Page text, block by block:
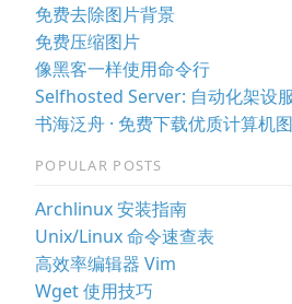
免费去除图片背景
免费压缩图片
像黑客一样使用命令行
Selfhosted Server: 自动化架设
书海泛舟 · 免费下载优质计算机
POPULAR POSTS
Archlinux 安装指南
Unix/Linux 命令速查表
高效率编辑器 Vim
Wget 使用技巧